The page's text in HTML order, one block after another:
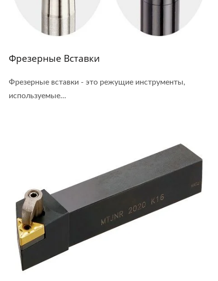
Фрезерные Вставки
Фрезерные вставки - это режущие инструменты,
используемые...